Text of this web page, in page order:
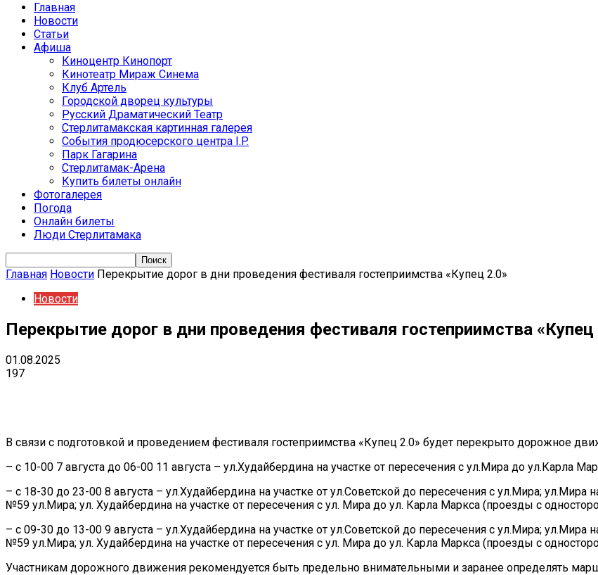
Главная
Новости
Статьи
Афиша
Киноцентр Кинопорт
Кинотеатр Мираж Синема
Клуб Артель
Городской дворец культуры
Русский Драматический Театр
Стерлитамакская картинная галерея
События продюсерского центра I.P.
Парк Гагарина
Стерлитамак-Арена
Купить билеты онлайн
Фотогалерея
Погода
Онлайн билеты
Люди Стерлитамака
Главная Новости Перекрытие дорог в дни проведения фестиваля гостеприимства «Купец 2.0»
Новости
Перекрытие дорог в дни проведения фестиваля гостеприимства «Купец
01.08.2025
197
В связи с подготовкой и проведением фестиваля гостеприимства «Купец 2.0» будет перекрыто дорожное
– с 10-00 7 августа до 06-00 11 августа – ул.Худайбердина на участке от пересечения с ул.Мира до ул.Карла
– с 18-30 до 23-00 8 августа – ул.Худайбердина на участке от ул.Советской до пересечения с ул.Мира;
№59 ул.Мира; ул. Худайбердина на участке от пересечения с ул. Мира до ул. Карла Маркса (проезды с
– с 09-30 до 13-00 9 августа – ул.Худайбердина на участке от ул.Советской до пересечения с ул.Мира;
№59 ул.Мира; ул. Худайбердина на участке от пересечения с ул. Мира до ул. Карла Маркса (проезды с
Участникам дорожного движения рекомендуется быть предельно внимательными и заранее определять